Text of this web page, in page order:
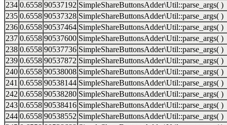
234 0.6558 90537192 SimpleShareButtonsAdder\Util::parse_args( )
235 0.6558 90537328 SimpleShareButtonsAdder\Util::parse_args( )
236 0.6558 90537464 SimpleShareButtonsAdder\Util::parse_args( )
237 0.6558 90537600 SimpleShareButtonsAdder\Util::parse_args( )
238 0.6558 90537736 SimpleShareButtonsAdder\Util::parse_args( )
239 0.6558 90537872 SimpleShareButtonsAdder\Util::parse_args( )
240 0.6558 90538008 SimpleShareButtonsAdder\Util::parse_args( )
241 0.6558 90538144 SimpleShareButtonsAdder\Util::parse_args( )
242 0.6558 90538280 SimpleShareButtonsAdder\Util::parse_args( )
243 0.6558 90538416 SimpleShareButtonsAdder\Util::parse_args( )
244 0.6558 90538552 SimpleShareButtonsAdder\Util::parse_args( )